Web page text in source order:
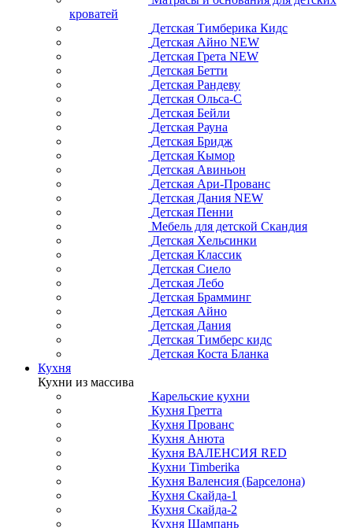
кроватей
Детская Тимберика Кидс
Детская Айно NEW
Детская Грета NEW
Детская Бетти
Детская Рандеву
Детская Ольса-С
Детская Бейли
Детская Рауна
Детская Бридж
Детская Кымор
Детская Авиньон
Детская Ари-Прованс
Детская Дания NEW
Детская Пенни
Мебель для детской Скандия
Детская Хельсинки
Детская Классик
Детская Сиело
Детская Лебо
Детская Брамминг
Детская Айно
Детская Дания
Детская Тимберс кидс
Детская Коста Бланка
Кухня
Кухни из массива
Карельские кухни
Кухня Гретта
Кухня Прованс
Кухня Анюта
Кухня ВАЛЕНСИЯ RED
Кухни Timberika
Кухня Валенсия (Барселона)
Кухня Скайда-1
Кухня Скайда-2
Кухня Шампань